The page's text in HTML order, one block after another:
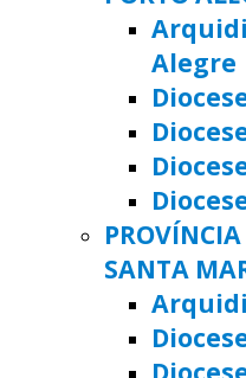
Alegre
PROVÍNCIA
SANTA